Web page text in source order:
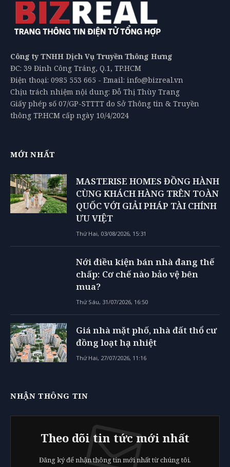
Công ty TNHH Dịch Vụ Truyền Thông Hưng
ĐC: 39 Đinh Công Tráng, Q.1, TP.HCM
Điện thoại: 0985 553 665 - Email: info@bizreal.vn
Chịu trách nhiệm nội dung: Đỗ Thị Thùy Trang
Giấy phép số 07/GP-STTTT do Sở Thông tin & Truyền
thông TP.HCM cấp ngày 10/4/2024
MỚI NHẤT
MASTERISE HOMES ĐỒNG HÀNH
CÙNG KHÁCH HÀNG TRÊN TOÀN
QUỐC VỚI GIẢI PHÁP TÀI CHÍNH
ƯU VIỆT
Thứ Hai, 03/08/2026, 15:31
Nới điều kiện bán nhà đang thế
chấp: Cơ chế nào bảo vệ bên
mua?
Thứ Sáu, 31/07/2026, 16:50
Giá nhà mặt phố, nhà đất thổ cư
đồng loạt hạ nhiệt
Thứ Hai, 27/07/2026, 11:16
NHẬN THÔNG TIN
Theo dõi tin tức mới nhất
Đăng ký để nhận thông tin mới nhất từ chúng tôi.